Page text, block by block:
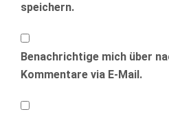
speichern.
Benachrichtige mich über
Kommentare via E-Mail.